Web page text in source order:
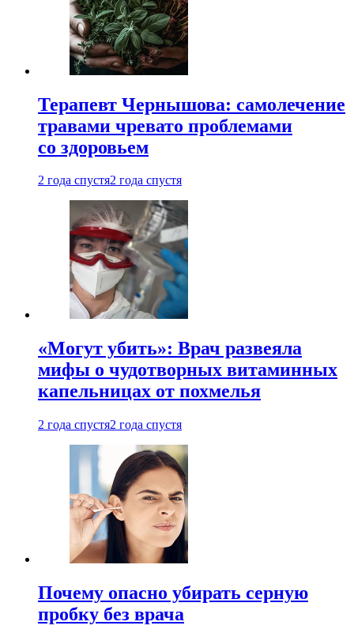
Терапевт Чернышова: самолечение
травами чревато проблемами
со здоровьем
2 года спустя2 года спустя
«Могут убить»: Врач развеяла
мифы о чудотворных витаминных
капельницах от похмелья
2 года спустя2 года спустя
Почему опасно убирать серную
пробку без врача